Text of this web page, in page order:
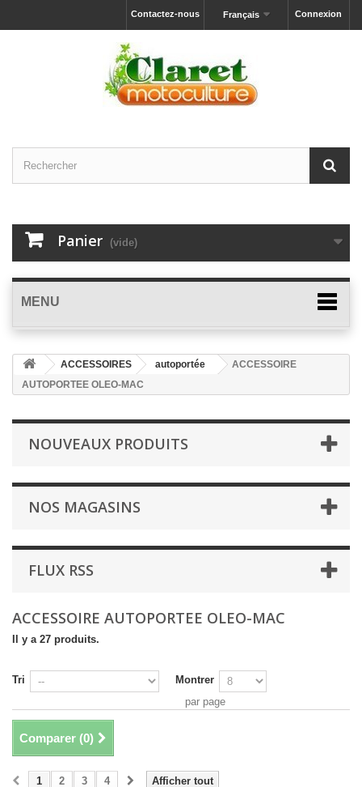
Connexion
Français
Contactez-nous
Panier (vide)
MENU
ACCESSOIRES autoportée
ACCESSOIRE
AUTOPORTEE OLEO-MAC
NOUVEAUX PRODUITS
NOS MAGASINS
FLUX RSS
ACCESSOIRE AUTOPORTEE OLEO-MAC
Il y a 27 produits.
Tri
Montrer
par page
Comparer (0)
Afficher tout
1 2 3 4